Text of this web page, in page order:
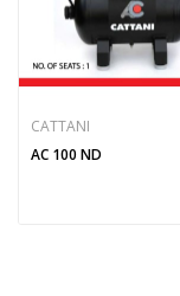
CATTANI
AC 100 ND